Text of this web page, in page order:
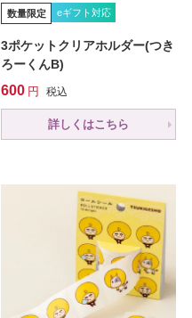
数量限定 eギフト対応
3ポケットクリアホルダー(つき
ろーくんB)
600 税込
詳しくはこちら